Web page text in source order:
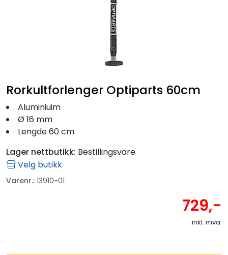
Rorkultforlenger Optiparts 60cm
Aluminiuim
Ø 16 mm
Lengde 60 cm
Lager nettbutikk: Bestillingsvare
Velg butikk
Varenr.: 13910-01
729,-
inkl. mva.
Kampanje